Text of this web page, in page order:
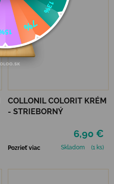
COLLONIL COLORIT KRÉM
- STRIEBORNÝ
6,90 €
Pozrieť viac Skladom (1 ks)